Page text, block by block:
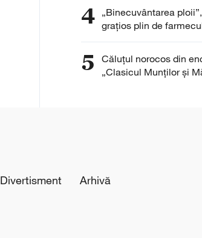
4 „Binecuvântarea
grațios plin de
5
Căluțul norocos din
„Clasicul Munților și
Divertisment Arhivă